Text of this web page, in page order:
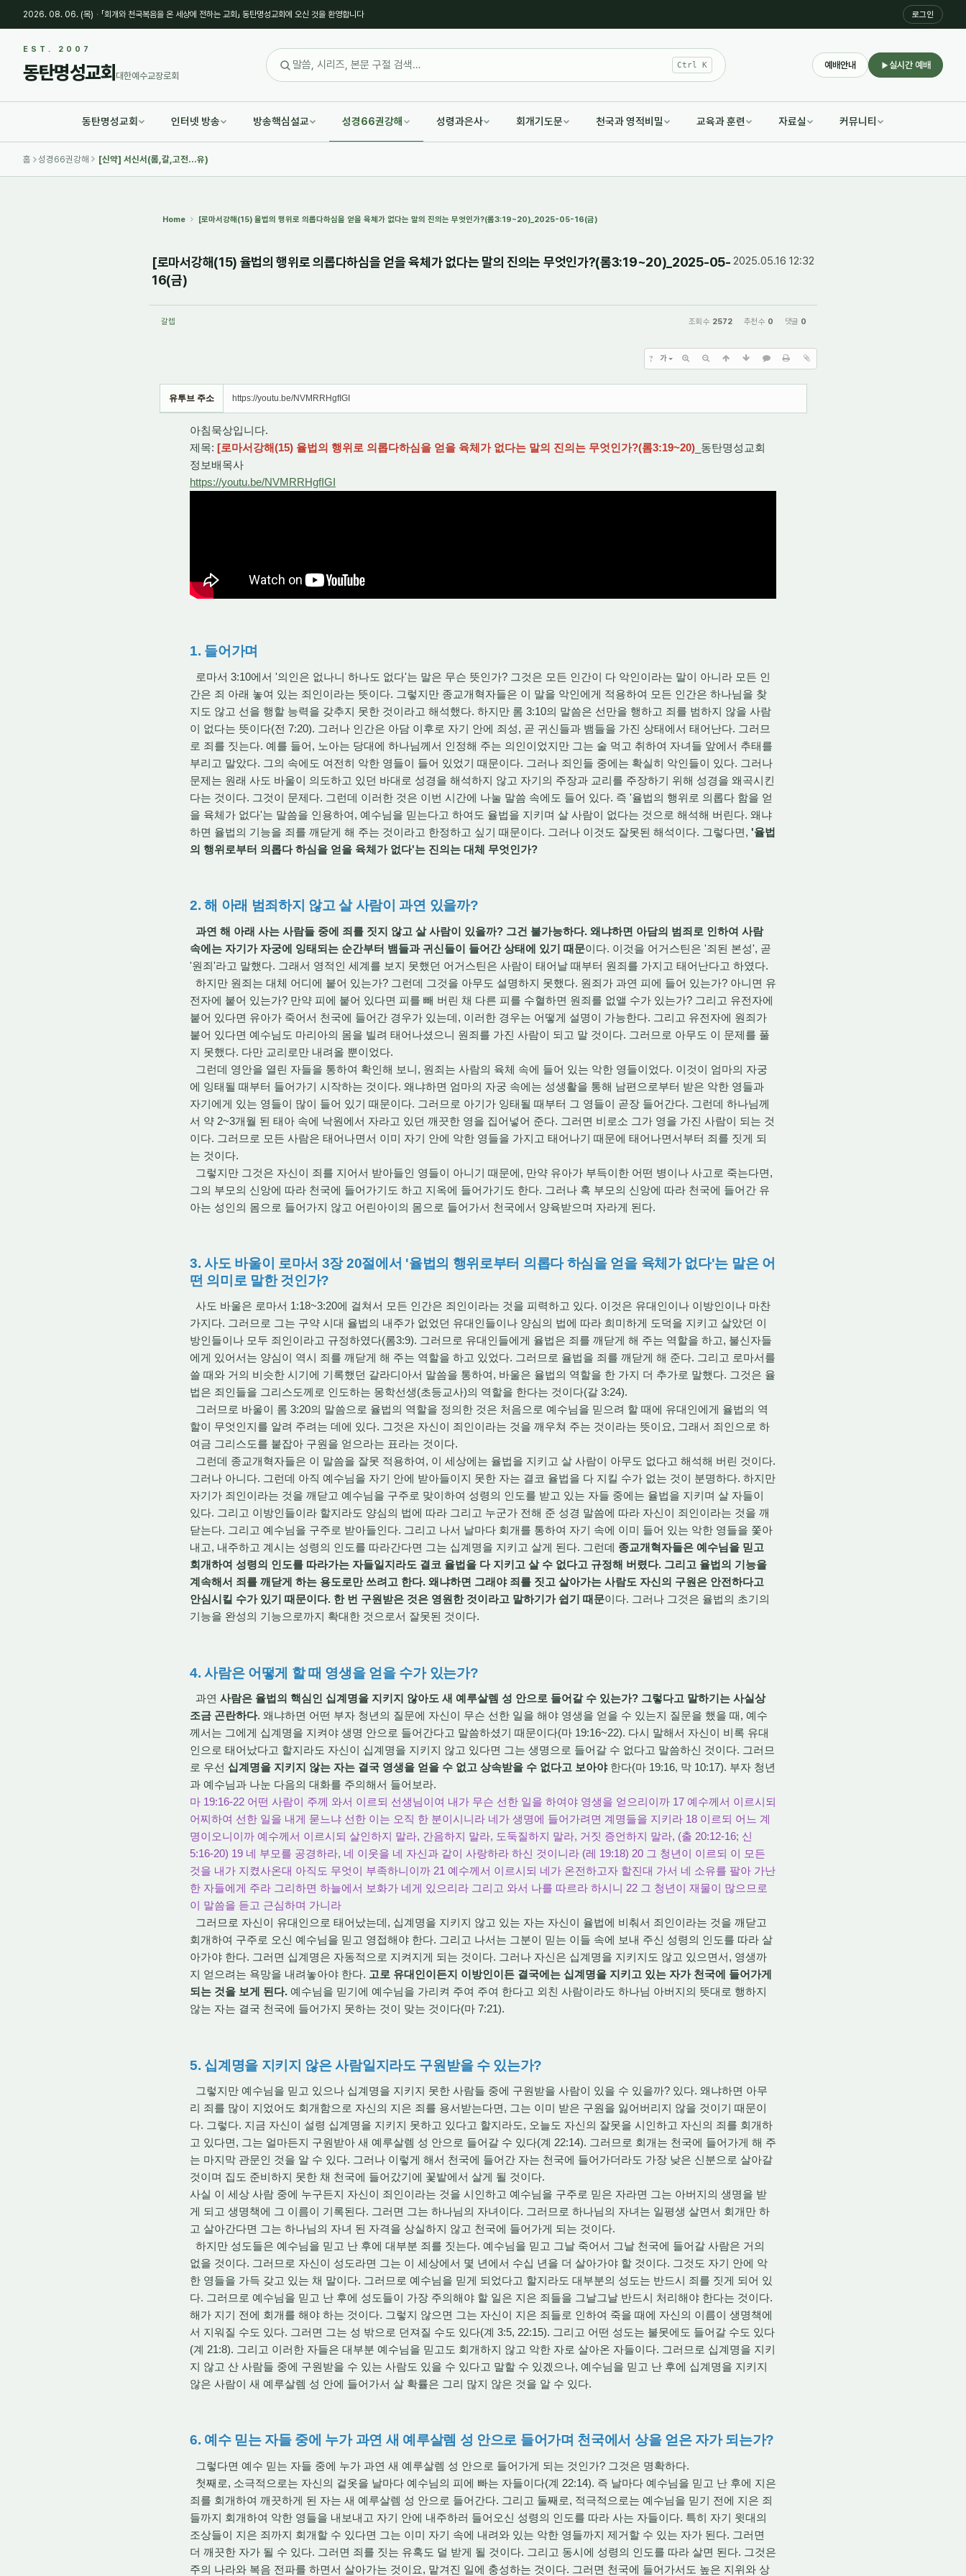
2026. 08. 06. (목) · 「회개와 천국복음을 온 세상에 전하는 교회」 동탄명성교회에 오신 것을 환영합니다 로그인
EST. 2007
동탄명성교회 대한예수교장로회
Ctrl K 예배안내 실시간 예배
동탄명성교회 인터넷 방송 방송핵심설교 성경66권강해 성령과은사 회개기도문 천국과 영적비밀 교육과 훈련 자료실 커뮤니티
홈 성경66권강해 [신약] 서신서(롬,갈,고전...유)
Home [로마서강해(15) 율법의 행위로 의롭다하심을 얻을 육체가 없다는 말의 진의는 무엇인가?(롬3:19~20)_2025-05-16(금)
2025.05.16 12:32
[로마서강해(15) 율법의 행위로 의롭다하심을 얻을 육체가 없다는 말의 진의는 무엇인가?(롬3:19~20)_2025-05-
16(금)
갈렙 조회 수 2572 추천 수 0 댓글 0
? 가
유투브 주소 https://youtu.be/NVMRRHgfIGI
아침묵상입니다.
제목: [로마서강해(15) 율법의 행위로 의롭다하심을 얻을 육체가 없다는 말의 진의는 무엇인가?(롬3:19~20) _동탄명성교회
정보배목사
https://youtu.be/NVMRRHgfIGI
1. 들어가며
로마서 3:10에서 '의인은 없나니 하나도 없다'는 말은 무슨 뜻인가? 그것은 모든 인간이 다 악인이라는 말이 아니라 모든 인
간은 죄 아래 놓여 있는 죄인이라는 뜻이다. 그렇지만 종교개혁자들은 이 말을 악인에게 적용하여 모든 인간은 하나님을 찾
지도 않고 선을 행할 능력을 갖추지 못한 것이라고 해석했다. 하지만 롬 3:10의 말씀은 선만을 행하고 죄를 범하지 않을 사람
이 없다는 뜻이다(전 7:20). 그러나 인간은 아담 이후로 자기 안에 죄성, 곧 귀신들과 뱀들을 가진 상태에서 태어난다. 그러므
로 죄를 짓는다. 예를 들어, 노아는 당대에 하나님께서 인정해 주는 의인이었지만 그는 술 먹고 취하여 자녀들 앞에서 추태를
부리고 말았다. 그의 속에도 여전히 악한 영들이 들어 있었기 때문이다. 그러나 죄인들 중에는 확실히 악인들이 있다. 그러나
문제는 원래 사도 바울이 의도하고 있던 바대로 성경을 해석하지 않고 자기의 주장과 교리를 주장하기 위해 성경을 왜곡시킨
다는 것이다. 그것이 문제다. 그런데 이러한 것은 이번 시간에 나눌 말씀 속에도 들어 있다. 즉 '율법의 행위로 의롭다 함을 얻
을 육체가 없다'는 말씀을 인용하여, 예수님을 믿는다고 하여도 율법을 지키며 살 사람이 없다는 것으로 해석해 버린다. 왜냐
하면 율법의 기능을 죄를 깨닫게 해 주는 것이라고 한정하고 싶기 때문이다. 그러나 이것도 잘못된 해석이다. 그렇다면, '율법
의 행위로부터 의롭다 하심을 얻을 육체가 없다'는 진의는 대체 무엇인가?
2. 해 아래 범죄하지 않고 살 사람이 과연 있을까?
과연 해 아래 사는 사람들 중에 죄를 짓지 않고 살 사람이 있을까? 그건 불가능하다. 왜냐하면 아담의 범죄로 인하여 사람
속에는 자기가 자궁에 잉태되는 순간부터 뱀들과 귀신들이 들어간 상태에 있기 때문이다. 이것을 어거스틴은 '죄된 본성', 곧
'원죄'라고 말했다. 그래서 영적인 세계를 보지 못했던 어거스틴은 사람이 태어날 때부터 원죄를 가지고 태어난다고 하였다.
하지만 원죄는 대체 어디에 붙어 있는가? 그런데 그것을 아무도 설명하지 못했다. 원죄가 과연 피에 들어 있는가? 아니면 유
전자에 붙어 있는가? 만약 피에 붙어 있다면 피를 빼 버린 채 다른 피를 수혈하면 원죄를 없앨 수가 있는가? 그리고 유전자에
붙어 있다면 유아가 죽어서 천국에 들어간 경우가 있는데, 이러한 경우는 어떻게 설명이 가능한다. 그리고 유전자에 원죄가
붙어 있다면 예수님도 마리아의 몸을 빌려 태어나셨으니 원죄를 가진 사람이 되고 말 것이다. 그러므로 아무도 이 문제를 풀
지 못했다. 다만 교리로만 내려올 뿐이었다.
그런데 영안을 열린 자들을 통하여 확인해 보니, 원죄는 사람의 육체 속에 들어 있는 악한 영들이었다. 이것이 엄마의 자궁
에 잉태될 때부터 들어가기 시작하는 것이다. 왜냐하면 엄마의 자궁 속에는 성생활을 통해 남편으로부터 받은 악한 영들과
자기에게 있는 영들이 많이 들어 있기 때문이다. 그러므로 아기가 잉태될 때부터 그 영들이 곧장 들어간다. 그런데 하나님께
서 약 2~3개월 된 태아 속에 낙원에서 자라고 있던 깨끗한 영을 집어넣어 준다. 그러면 비로소 그가 영을 가진 사람이 되는 것
이다. 그러므로 모든 사람은 태어나면서 이미 자기 안에 악한 영들을 가지고 태어나기 때문에 태어나면서부터 죄를 짓게 되
는 것이다.
그렇지만 그것은 자신이 죄를 지어서 받아들인 영들이 아니기 때문에, 만약 유아가 부득이한 어떤 병이나 사고로 죽는다면,
그의 부모의 신앙에 따라 천국에 들어가기도 하고 지옥에 들어가기도 한다. 그러나 혹 부모의 신앙에 따라 천국에 들어간 유
아는 성인의 몸으로 들어가지 않고 어린아이의 몸으로 들어가서 천국에서 양육받으며 자라게 된다.
3. 사도 바울이 로마서 3장 20절에서 '율법의 행위로부터 의롭다 하심을 얻을 육체가 없다'는 말은 어
떤 의미로 말한 것인가?
사도 바울은 로마서 1:18~3:20에 걸쳐서 모든 인간은 죄인이라는 것을 피력하고 있다. 이것은 유대인이나 이방인이나 마찬
가지다. 그러므로 그는 구약 시대 율법의 내주가 없었던 유대인들이나 양심의 법에 따라 희미하게 도덕을 지키고 살았던 이
방인들이나 모두 죄인이라고 규정하였다(롬3:9). 그러므로 유대인들에게 율법은 죄를 깨닫게 해 주는 역할을 하고, 불신자들
에게 있어서는 양심이 역시 죄를 깨닫게 해 주는 역할을 하고 있었다. 그러므로 율법을 죄를 깨닫게 해 준다. 그리고 로마서를
쓸 때와 거의 비슷한 시기에 기록했던 갈라디아서 말씀을 통하여, 바울은 율법의 역할을 한 가지 더 추가로 말했다. 그것은 율
법은 죄인들을 그리스도께로 인도하는 몽학선생(초등교사)의 역할을 한다는 것이다(갈 3:24).
그러므로 바울이 롬 3:20의 말씀으로 율법의 역할을 정의한 것은 처음으로 예수님을 믿으려 할 때에 유대인에게 율법의 역
할이 무엇인지를 알려 주려는 데에 있다. 그것은 자신이 죄인이라는 것을 깨우쳐 주는 것이라는 뜻이요, 그래서 죄인으로 하
여금 그리스도를 붙잡아 구원을 얻으라는 표라는 것이다.
그런데 종교개혁자들은 이 말씀을 잘못 적용하여, 이 세상에는 율법을 지키고 살 사람이 아무도 없다고 해석해 버린 것이다.
그러나 아니다. 그런데 아직 예수님을 자기 안에 받아들이지 못한 자는 결코 율법을 다 지킬 수가 없는 것이 분명하다. 하지만
자기가 죄인이라는 것을 깨닫고 예수님을 구주로 맞이하여 성령의 인도를 받고 있는 자들 중에는 율법을 지키며 살 자들이
있다. 그리고 이방인들이라 할지라도 양심의 법에 따라 그리고 누군가 전해 준 성경 말씀에 따라 자신이 죄인이라는 것을 깨
닫는다. 그리고 예수님을 구주로 받아들인다. 그리고 나서 날마다 회개를 통하여 자기 속에 이미 들어 있는 악한 영들을 쫓아
내고, 내주하고 계시는 성령의 인도를 따라간다면 그는 십계명을 지키고 살게 된다. 그런데 종교개혁자들은 예수님을 믿고
회개하여 성령의 인도를 따라가는 자들일지라도 결코 율법을 다 지키고 살 수 없다고 규정해 버렸다. 그리고 율법의 기능을
계속해서 죄를 깨닫게 하는 용도로만 쓰려고 한다. 왜냐하면 그래야 죄를 짓고 살아가는 사람도 자신의 구원은 안전하다고
안심시킬 수가 있기 때문이다. 한 번 구원받은 것은 영원한 것이라고 말하기가 쉽기 때문이다. 그러나 그것은 율법의 초기의
기능을 완성의 기능으로까지 확대한 것으로서 잘못된 것이다.
4. 사람은 어떻게 할 때 영생을 얻을 수가 있는가?
과연 사람은 율법의 핵심인 십계명을 지키지 않아도 새 예루살렘 성 안으로 들어갈 수 있는가? 그렇다고 말하기는 사실상
조금 곤란하다. 왜냐하면 어떤 부자 청년의 질문에 자신이 무슨 선한 일을 해야 영생을 얻을 수 있는지 질문을 했을 때, 예수
께서는 그에게 십계명을 지켜야 생명 안으로 들어간다고 말씀하셨기 때문이다(마 19:16~22). 다시 말해서 자신이 비록 유대
인으로 태어났다고 할지라도 자신이 십계명을 지키지 않고 있다면 그는 생명으로 들어갈 수 없다고 말씀하신 것이다. 그러므
로 우선 십계명을 지키지 않는 자는 결국 영생을 얻을 수 없고 상속받을 수 없다고 보아야한다(마 19:16, 막 10:17). 부자 청년
과 예수님과 나눈 다음의 대화를 주의해서 들어보라.
마 19:16-22 어떤 사람이 주께 와서 이르되 선생님이여 내가 무슨 선한 일을 하여야 영생을 얻으리이까 17 예수께서 이르시되
어찌하여 선한 일을 내게 묻느냐 선한 이는 오직 한 분이시니라 네가 생명에 들어가려면 계명들을 지키라 18 이르되 어느 계
명이오니이까 예수께서 이르시되 살인하지 말라, 간음하지 말라, 도둑질하지 말라, 거짓 증언하지 말라, (출 20:12-16; 신
5:16-20) 19 네 부모를 공경하라, 네 이웃을 네 자신과 같이 사랑하라 하신 것이니라 (레 19:18) 20 그 청년이 이르되 이 모든
것을 내가 지켰사온대 아직도 무엇이 부족하니이까 21 예수께서 이르시되 네가 온전하고자 할진대 가서 네 소유를 팔아 가난
한 자들에게 주라 그리하면 하늘에서 보화가 네게 있으리라 그리고 와서 나를 따르라 하시니 22 그 청년이 재물이 많으므로
이 말씀을 듣고 근심하며 가니라
그러므로 자신이 유대인으로 태어났는데, 십계명을 지키지 않고 있는 자는 자신이 율법에 비춰서 죄인이라는 것을 깨닫고
회개하여 구주로 오신 예수님을 믿고 영접해야 한다. 그리고 나서는 그분이 믿는 이들 속에 보내 주신 성령의 인도를 따라 살
아가야 한다. 그러면 십계명은 자동적으로 지켜지게 되는 것이다. 그러나 자신은 십계명을 지키지도 않고 있으면서, 영생까
지 얻으려는 욕망을 내려놓아야 한다. 고로 유대인이든지 이방인이든 결국에는 십계명을 지키고 있는 자가 천국에 들어가게
되는 것을 보게 된다. 예수님을 믿기에 예수님을 가리켜 주여 주여 한다고 외친 사람이라도 하나님 아버지의 뜻대로 행하지
않는 자는 결국 천국에 들어가지 못하는 것이 맞는 것이다(마 7:21).
5. 십계명을 지키지 않은 사람일지라도 구원받을 수 있는가?
그렇지만 예수님을 믿고 있으나 십계명을 지키지 못한 사람들 중에 구원받을 사람이 있을 수 있을까? 있다. 왜냐하면 아무
리 죄를 많이 지었어도 회개함으로 자신의 지은 죄를 용서받는다면, 그는 이미 받은 구원을 잃어버리지 않을 것이기 때문이
다. 그렇다. 지금 자신이 설령 십계명을 지키지 못하고 있다고 할지라도, 오늘도 자신의 잘못을 시인하고 자신의 죄를 회개하
고 있다면, 그는 얼마든지 구원받아 새 예루살렘 성 안으로 들어갈 수 있다(계 22:14). 그러므로 회개는 천국에 들어가게 해 주
는 마지막 관문인 것을 알 수 있다. 그러나 이렇게 해서 천국에 들어간 자는 천국에 들어가더라도 가장 낮은 신분으로 살아갈
것이며 집도 준비하지 못한 채 천국에 들어갔기에 꽃밭에서 살게 될 것이다.
사실 이 세상 사람 중에 누구든지 자신이 죄인이라는 것을 시인하고 예수님을 구주로 믿은 자라면 그는 아버지의 생명을 받
게 되고 생명책에 그 이름이 기록된다. 그러면 그는 하나님의 자녀이다. 그러므로 하나님의 자녀는 일평생 살면서 회개만 하
고 살아간다면 그는 하나님의 자녀 된 자격을 상실하지 않고 천국에 들어가게 되는 것이다.
하지만 성도들은 예수님을 믿고 난 후에 대부분 죄를 짓는다. 예수님을 믿고 그날 죽어서 그날 천국에 들어갈 사람은 거의
없을 것이다. 그러므로 자신이 성도라면 그는 이 세상에서 몇 년에서 수십 년을 더 살아가야 할 것이다. 그것도 자기 안에 악
한 영들을 가득 갖고 있는 채 말이다. 그러므로 예수님을 믿게 되었다고 할지라도 대부분의 성도는 반드시 죄를 짓게 되어 있
다. 그러므로 예수님을 믿고 난 후에 성도들이 가장 주의해야 할 일은 지은 죄들을 그날그날 반드시 처리해야 한다는 것이다.
해가 지기 전에 회개를 해야 하는 것이다. 그렇지 않으면 그는 자신이 지은 죄들로 인하여 죽을 때에 자신의 이름이 생명책에
서 지워질 수도 있다. 그러면 그는 성 밖으로 던져질 수도 있다(계 3:5, 22:15). 그리고 어떤 성도는 불못에도 들어갈 수도 있다
(계 21:8). 그리고 이러한 자들은 대부분 예수님을 믿고도 회개하지 않고 악한 자로 살아온 자들이다. 그러므로 십계명을 지키
지 않고 산 사람들 중에 구원받을 수 있는 사람도 있을 수 있다고 말할 수 있겠으나, 예수님을 믿고 난 후에 십계명을 지키지
않은 사람이 새 예루살렘 성 안에 들어가서 살 확률은 그리 많지 않은 것을 알 수 있다.
6. 예수 믿는 자들 중에 누가 과연 새 예루살렘 성 안으로 들어가며 천국에서 상을 얻은 자가 되는가?
그렇다면 예수 믿는 자들 중에 누가 과연 새 예루살렘 성 안으로 들어가게 되는 것인가? 그것은 명확하다.
첫째로, 소극적으로는 자신의 겉옷을 날마다 예수님의 피에 빠는 자들이다(계 22:14). 즉 날마다 예수님을 믿고 난 후에 지은
죄를 회개하여 깨끗하게 된 자는 새 예루살렘 성 안으로 들어간다. 그리고 둘째로, 적극적으로는 예수님을 믿기 전에 지은 죄
들까지 회개하여 악한 영들을 내보내고 자기 안에 내주하러 들어오신 성령의 인도를 따라 사는 자들이다. 특히 자기 윗대의
조상들이 지은 죄까지 회개할 수 있다면 그는 이미 자기 속에 내려와 있는 악한 영들까지 제거할 수 있는 자가 된다. 그러면
더 깨끗한 자가 될 수 있다. 그러면 죄를 짓는 유혹도 덜 받게 될 것이다. 그리고 동시에 성령의 인도를 따라 살면 된다. 그것은
주의 나라와 복음 전파를 하면서 살아가는 것이요, 맡겨진 일에 충성하는 것이다. 그러면 천국에 들어가서도 높은 지위와 상
Sketchbook5, 스케치북5
Sketchbook5, 스케치북5
Sketchbook5, 스케치북5
Sketchbook5, 스케치북5